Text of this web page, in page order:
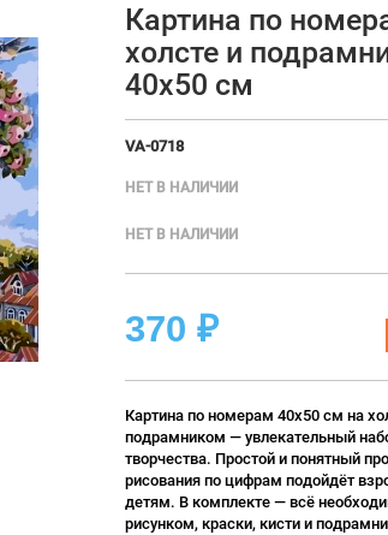
Картина по
холсте и
40х50 см
VA-0718
НЕТ В НАЛИЧИИ
НЕТ В НАЛИЧИИ
370 ₽
Картина по номерам 40х50 см на
подрамником — увлекательный
творчества. Простой и понятный
рисования по цифрам подойдёт
детям. В комплекте — всё
рисунком, краски, кисти и